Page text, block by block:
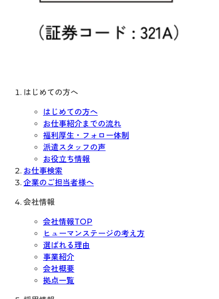
はじめての方へ
はじめての方へ
お仕事紹介までの流れ
福利厚生・フォロー体制
派遣スタッフの声
お役立ち情報
お仕事検索
企業のご担当者様へ
会社情報
会社情報TOP
ヒューマンステージの考え方
選ばれる理由
事業紹介
会社概要
拠点一覧